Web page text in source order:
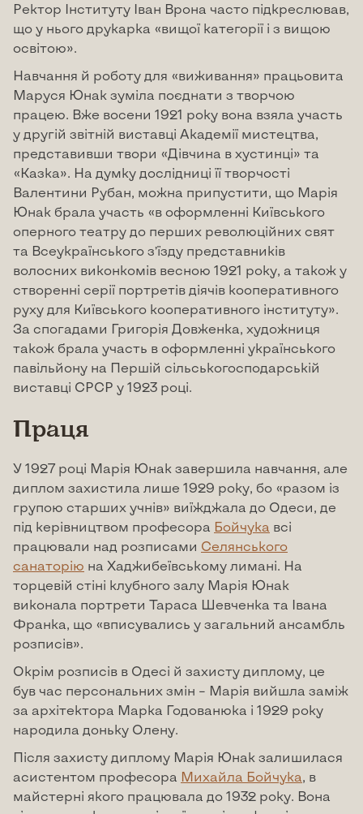
Ректор Інституту Іван Врона часто підкреслював,
що у нього друкарка «вищої категорії і з вищою
освітою».
Навчання й роботу для «виживання» працьовита
Маруся Юнак зуміла поєднати з творчою
працею. Вже восени 1921 року вона взяла участь
у другій звітній виставці Академії мистецтва,
представивши твори «Дівчина в хустинці» та
«Казка». На думку дослідниці її творчості
Валентини Рубан, можна припустити, що Марія
Юнак брала участь «в оформленні Київського
оперного театру до перших революційних свят
та Всеукраїнського з’їзду представників
волосних виконкомів весною 1921 року, а також у
створенні серії портретів діячів кооперативного
руху для Київського кооперативного інституту».
За спогадами Григорія Довженка, художниця
також брала участь в оформленні українського
павільйону на Першій сільськогосподарській
виставці СРСР у 1923 році.
Праця
У 1927 році Марія Юнак завершила навчання, але
диплом захистила лише 1929 року, бо «разом із
групою старших учнів» виїжджала до Одеси, де
під керівництвом професора Бойчука всі
працювали над розписами Селянського
санаторію на Хаджибеївському лимані. На
торцевій стіні клубного залу Марія Юнак
виконала портрети Тараса Шевченка та Івана
Франка, що «вписувались у загальний ансамбль
розписів».
Окрім розписів в Одесі й захисту диплому, це
був час персональних змін – Марія вийшла заміж
за архітектора Марка Годованюка і 1929 року
народила доньку Олену.
Після захисту диплому Марія Юнак залишилася
асистентом професора Михайла Бойчука, в
майстерні якого працювала до 1932 року. Вона